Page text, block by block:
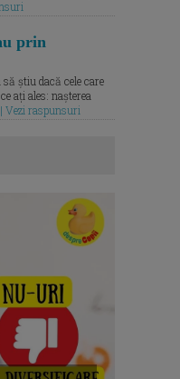
prin
știu dacă cele care
ați ales: nașterea
Vezi raspunsuri